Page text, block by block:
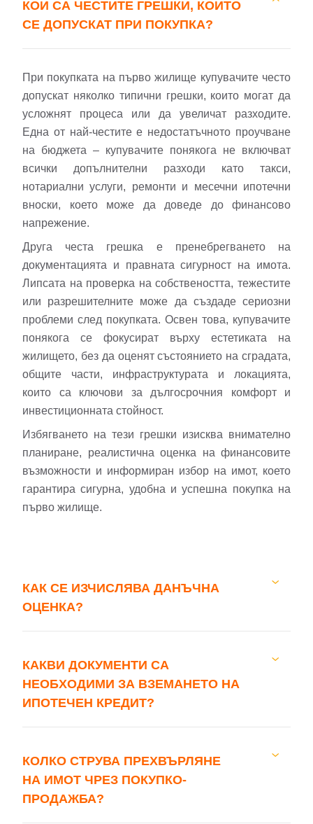
Имейл Адрес
Парола
Забравена парола?
Вход като гост
или използвай профил
Вход с Google
Вход с Facebook
КОИ СА ЧЕСТИТЕ ГРЕШКИ, КОИТО
СЕ ДОПУСКАТ ПРИ ПОКУПКА?
При покупката на първо жилище купувачите често
допускат няколко типични грешки, които могат да
усложнят процеса или да увеличат разходите.
Една от най-честите е недостатъчното проучване
на бюджета – купувачите понякога не включват
всички допълнителни разходи като такси,
нотариални услуги, ремонти и месечни ипотечни
вноски, което може да доведе до финансово
напрежение.
Друга честа грешка е пренебрегването на
документацията и правната сигурност на имота.
Липсата на проверка на собствеността, тежестите
или разрешителните може да създаде сериозни
проблеми след покупката. Освен това, купувачите
понякога се фокусират върху естетиката на
жилището, без да оценят състоянието на сградата,
общите части, инфраструктурата и локацията,
които са ключови за дългосрочния комфорт и
инвестиционната стойност.
Избягването на тези грешки изисква внимателно
планиране, реалистична оценка на финансовите
възможности и информиран избор на имот, което
гарантира сигурна, удобна и успешна покупка на
първо жилище.
КАК СЕ ИЗЧИСЛЯВА ДАНЪЧНА
ОЦЕНКА?
КАКВИ ДОКУМЕНТИ СА
НЕОБХОДИМИ ЗА ВЗЕМАНЕТО НА
ИПОТЕЧЕН КРЕДИТ?
КОЛКО СТРУВА ПРЕХВЪРЛЯНЕ
НА ИМОТ ЧРЕЗ ПОКУПКО-
ПРОДАЖБА?